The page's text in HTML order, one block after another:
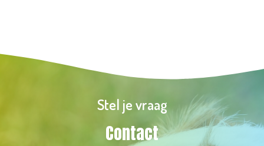
Stel je vraag
Contact